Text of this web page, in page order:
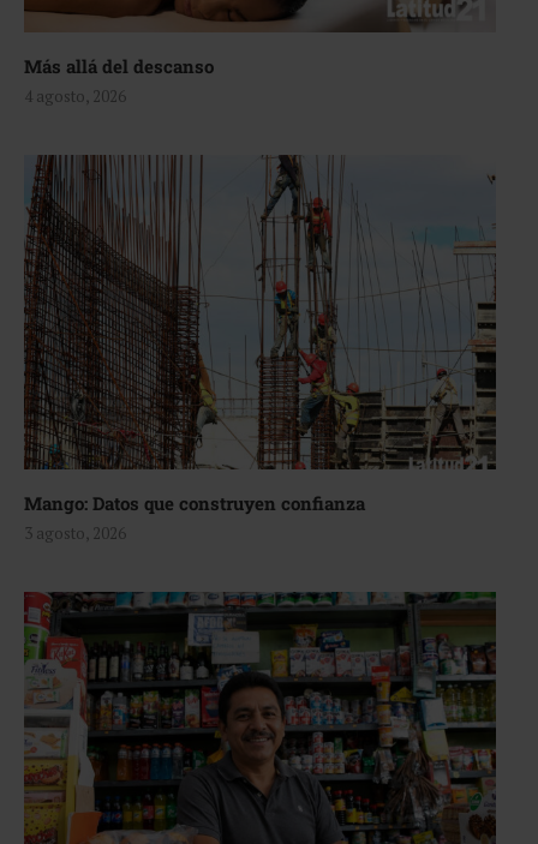
Más allá del descanso
4 agosto, 2026
Mango: Datos que construyen confianza
3 agosto, 2026